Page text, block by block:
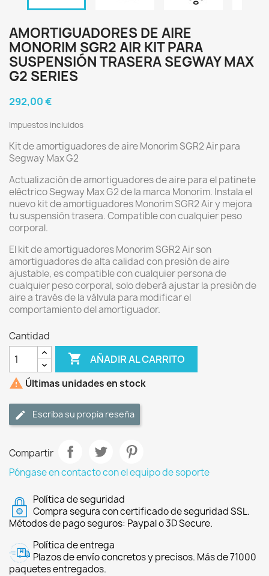
AMORTIGUADORES DE AIRE
MONORIM SGR2 AIR KIT PARA
SUSPENSIÓN TRASERA SEGWAY MAX
G2 SERIES
292,00 €
Impuestos incluidos
Kit de amortiguadores de aire Monorim SGR2 Air para
Segway Max G2
Actualización de amortiguadores de aire para el patinete
eléctrico Segway Max G2 de la marca Monorim. Instala el
nuevo kit de amortiguadores Monorim SGR2 Air y mejora
tu suspensión trasera. Compatible con cualquier peso
corporal.
El kit de amortiguadores Monorim SGR2 Air son
amortiguadores de alta calidad con presión de aire
ajustable, es compatible con cualquier persona de
cualquier peso corporal, solo deberá ajustar la presión de
aire a través de la válvula para modificar el
comportamiento del amortiguador.
Cantidad
 AÑADIR AL CARRITO
 Últimas unidades en stock
Escriba su propia reseña
Compartir
Póngase en contacto con el equipo de soporte
Política de seguridad
Compra segura con certificado de seguridad SSL.
Métodos de pago seguros: Paypal o 3D Secure.
Política de entrega
Plazos de envío concretos y precisos. Más de 71000
paquetes entregados.